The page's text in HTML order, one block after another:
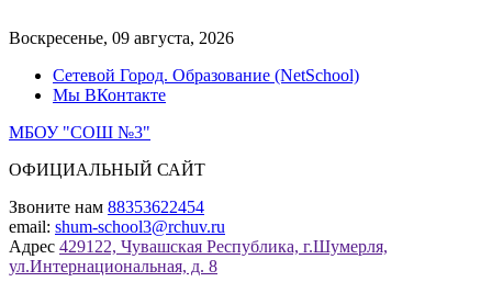
к
Воскресенье, 09 августа, 2026
Сетевой Город. Образование (NetSchool)
Мы ВКонтакте
МБОУ "СОШ №3"
ОФИЦИАЛЬНЫЙ САЙТ
Звоните нам 88353622454
email: shum-school3@rchuv.ru
Адрес 429122, Чувашская Республика, г.Шумерля,
ул.Интернациональная, д. 8